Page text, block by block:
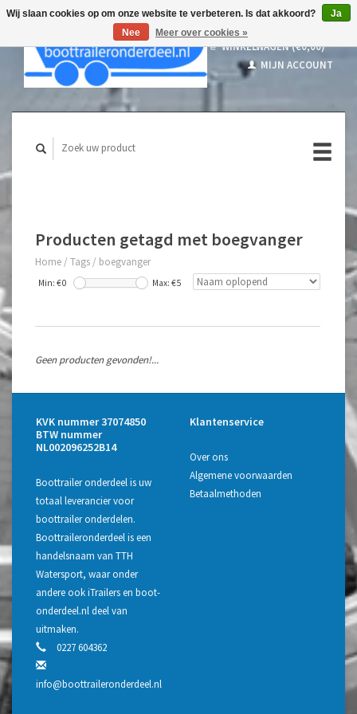
WINKELWAGEN (€0,00)
MIJN ACCOUNT
Producten getagd met boegvanger
Home / Tags / boegvanger
Min: €0 Max: €5
Geen producten gevonden!...
KVK nummer 37074850
BTW nummer
NL002096252B14
Boottrailer onderdeel is uw
totaal leverancier voor
boottrailer onderdelen.
Boottraileronderdeel is een
handelsnaam van TTH
Watersport, waar onder
andere ook iTrailers en boot-
onderdeel.nl deel van
uitmaken.
0227 604362
info@boottraileronderdeel.nl
Klantenservice
Over ons
Algemene voorwaarden
Betaalmethoden
Wij slaan cookies op om onze website te verbeteren. Is dat akkoord?
Ja
Nee
Meer over cookies »